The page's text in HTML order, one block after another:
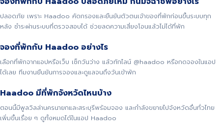
ปลอดภัย เพราะ Haadoo คัดกรองและยืนยันตัวตนเจ้าของที่พักก่อนขึ้นระบบทุก
หลัง ชำระผ่านระบบที่ตรวจสอบได้ ช่วยลดความเสี่ยงโอนแล้วไม่ได้ที่พัก
จองที่พักกับ Haadoo อย่างไร
เลือกที่พักจากแอปหรือเว็บ เช็กวันว่าง แล้วทักไลน์ @haadoo หรือกดจองในแอป
ได้เลย ทีมงานยืนยันการจองและดูแลจนถึงวันเข้าพัก
Haadoo มีที่พักจังหวัดไหนบ้าง
ตอนนี้มีพูลวิลล่านครนายกและสระบุรีพร้อมจอง และกำลังขยายไปจังหวัดอื่นทั่วไทย
เพิ่มขึ้นเรื่อย ๆ ดูทั้งหมดได้ในแอป Haadoo